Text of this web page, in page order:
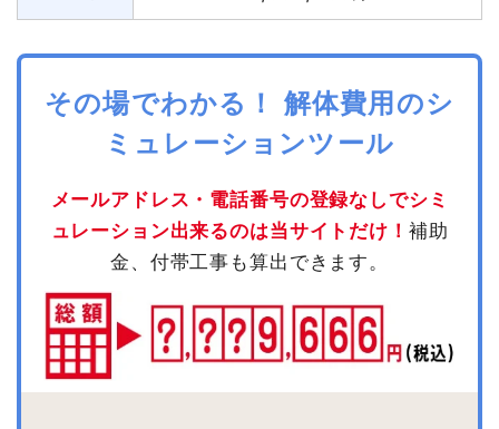
その場でわかる！ 解体費用のシ
ミュレーションツール
メールアドレス・電話番号の登録なしでシミ
ュレーション出来るのは当サイトだけ！ 補助
金、付帯工事も算出できます。